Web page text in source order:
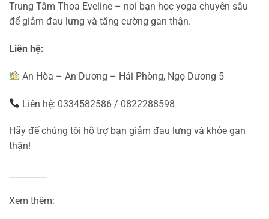
Trung Tâm Thoa Eveline – nơi bạn học yoga chuyên sâu
để giảm đau lưng và tăng cường gan thận.
Liên hệ:
An Hòa – An Dương – Hải Phòng, Ngọ Dương 5
Liên hệ: 0334582586 / 0822288598
Hãy để chúng tôi hỗ trợ bạn giảm đau lưng và khỏe gan
thận!
Xem thêm: